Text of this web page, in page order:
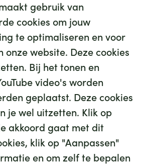
gebruik van
cookies om jouw
te optimaliseren en voor
onze website. Deze cookies
Bij het tonen en
video's worden
geplaatst. Deze cookies
je wel uitzetten. Klik op
akkoord gaat met dit
klik op "Aanpassen"
en om zelf te bepalen
GHZ
35 leuke banen voor je
Kijk op werkenbijghz.nl